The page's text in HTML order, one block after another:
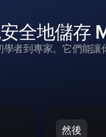
全地儲存
者到專家。它們能
然後